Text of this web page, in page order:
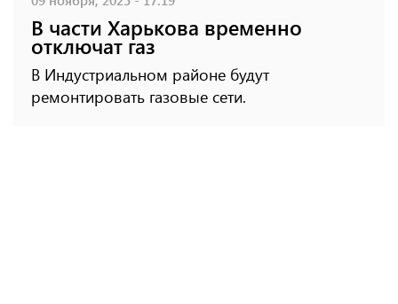
В части Харькова временно
отключат газ
В Индустриальном районе будут
ремонтировать газовые сети.